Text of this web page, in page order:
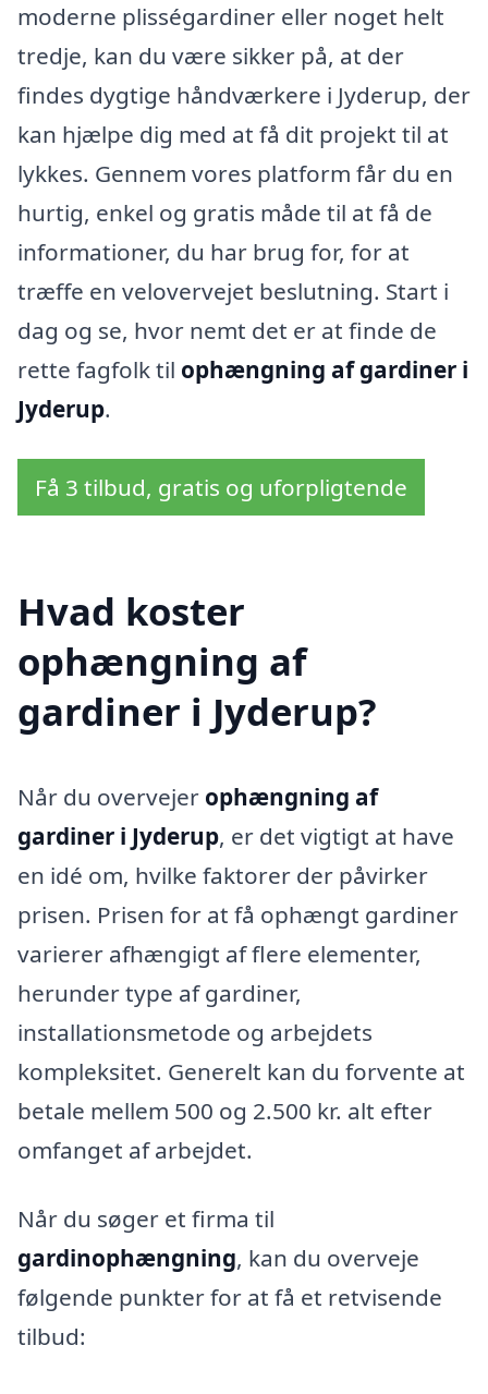
moderne plisségardiner eller noget helt
tredje, kan du være sikker på, at der
findes dygtige håndværkere i Jyderup, der
kan hjælpe dig med at få dit projekt til at
lykkes. Gennem vores platform får du en
hurtig, enkel og gratis måde til at få de
informationer, du har brug for, for at
træffe en velovervejet beslutning. Start i
dag og se, hvor nemt det er at finde de
rette fagfolk til ophængning af gardiner i
Jyderup.
Få 3 tilbud, gratis og uforpligtende
Hvad koster
ophængning af
gardiner i Jyderup?
Når du overvejer ophængning af
gardiner i Jyderup, er det vigtigt at have
en idé om, hvilke faktorer der påvirker
prisen. Prisen for at få ophængt gardiner
varierer afhængigt af flere elementer,
herunder type af gardiner,
installationsmetode og arbejdets
kompleksitet. Generelt kan du forvente at
betale mellem 500 og 2.500 kr. alt efter
omfanget af arbejdet.
Når du søger et firma til
gardinophængning, kan du overveje
følgende punkter for at få et retvisende
tilbud: